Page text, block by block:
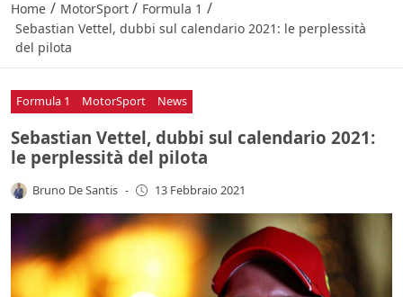
Home / MotorSport / Formula 1 /
Sebastian Vettel, dubbi sul calendario 2021: le perplessità
del pilota
Formula 1 MotorSport News
Sebastian Vettel, dubbi sul calendario 2021:
le perplessità del pilota
Bruno De Santis - 13 Febbraio 2021